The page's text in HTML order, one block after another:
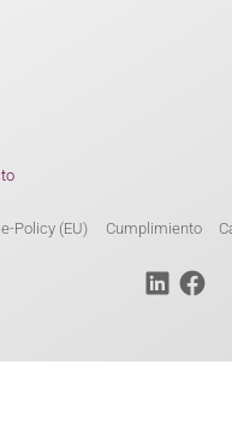
Policy (EU) Cumplimiento